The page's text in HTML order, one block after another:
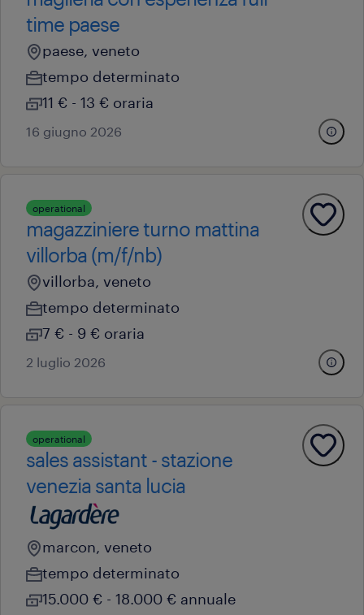
time paese
paese, veneto
tempo determinato
11 € - 13 € oraria
16 giugno 2026
operational
magazziniere turno mattina
villorba (m/f/nb)
villorba, veneto
tempo determinato
7 € - 9 € oraria
2 luglio 2026
operational
sales assistant - stazione
venezia santa lucia
marcon, veneto
tempo determinato
15.000 € - 18.000 € annuale